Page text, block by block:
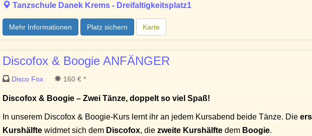
Tanzschule Danek Krems - Dreifaltigkeitsplatz1
Mehr Informationen Platz sichern Karte
Discofox & Boogie ANFÄNGER
Disco Fox 160 € *
Discofox & Boogie – Zwei Tänze, doppelt so viel Spaß!
In unserem Discofox & Boogie-Kurs lernt ihr an jedem Kursabend beide Tänze. Die
Kurshälftewidmet sich dem Discofox, die zweite Kurshälftedem Boogie.